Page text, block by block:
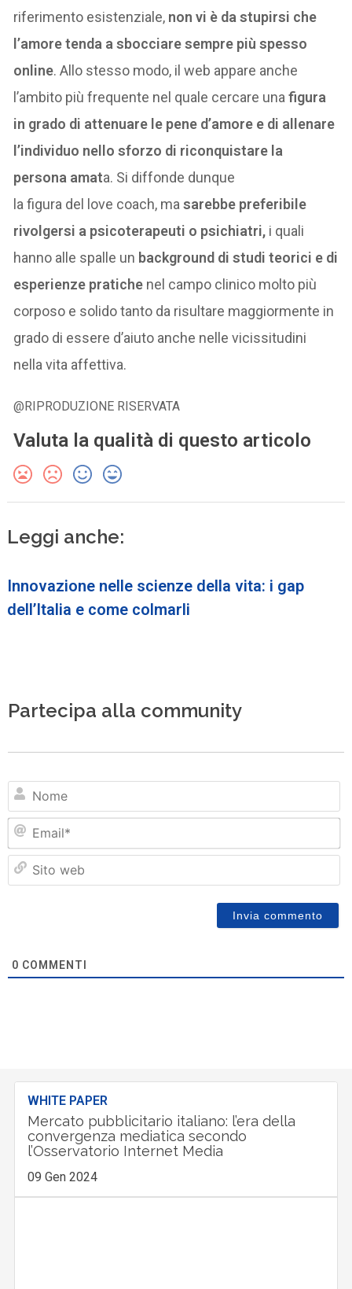
riferimento esistenziale, non vi è da stupirsi che
l’amore tenda a sbocciare sempre più spesso
online. Allo stesso modo, il web appare anche
l’ambito più frequente nel quale cercare unafigura
in grado di attenuare le pene d’amore e di allenare
l’individuo nello sforzo di riconquistare la
persona amata. Si diffonde dunque
la figura del love coach, masarebbe preferibile
rivolgersi a psicoterapeuti o psichiatri, i quali
hanno alle spalle un background di studi teorici e di
esperienze pratiche nel campo clinico molto più
corposo e solido tanto da risultare maggiormente in
grado di essere d’aiuto anche nelle vicissitudini
nella vita affettiva.
@RIPRODUZIONE RISERVATA
Valuta la qualità di questo articolo
Leggi anche:
Innovazione nelle scienze della vita: i gap
dell’Italia e come colmarli
Partecipa alla community
0 COMMENTI
WHITE PAPER
Mercato pubblicitario italiano: l’era della
convergenza mediatica secondo
l’Osservatorio Internet Media
09 Gen 2024